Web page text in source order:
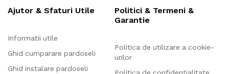
Ajutor & Sfaturi Utile
Informatii utile
Ghid cumparare pardoseli
Ghid instalare pardoseli
Politici & Termeni &
Garantie
Politica de utilizare a cookie-
urilor